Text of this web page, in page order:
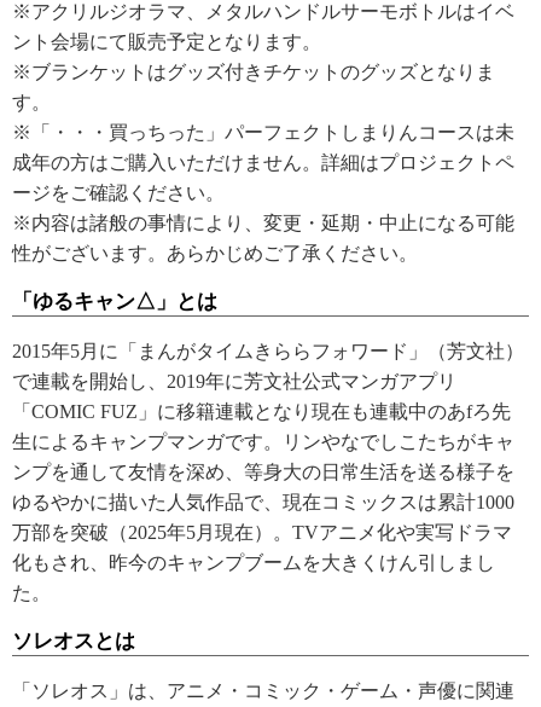
※アクリルジオラマ、メタルハンドルサーモボトルはイベ
ント会場にて販売予定となります。
※ブランケットはグッズ付きチケットのグッズとなりま
す。
※「・・・買っちった」パーフェクトしまりんコースは未
成年の方はご購入いただけません。詳細はプロジェクトペ
ージをご確認ください。
※内容は諸般の事情により、変更・延期・中止になる可能
性がございます。あらかじめご了承ください。
「ゆるキャン△」とは
2015年5月に「まんがタイムきららフォワード」（芳文社）
で連載を開始し、2019年に芳文社公式マンガアプリ
「COMIC FUZ」に移籍連載となり現在も連載中のあfろ先
生によるキャンプマンガです。リンやなでしこたちがキャ
ンプを通して友情を深め、等身大の日常生活を送る様子を
ゆるやかに描いた人気作品で、現在コミックスは累計1000
万部を突破（2025年5月現在）。TVアニメ化や実写ドラマ
化もされ、昨今のキャンプブームを大きくけん引しまし
た。
ソレオスとは
「ソレオス」は、アニメ・コミック・ゲーム・声優に関連